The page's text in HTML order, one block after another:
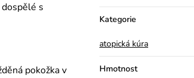
s
pokožka v
Kategorie
atopická kúra
Hmotnost